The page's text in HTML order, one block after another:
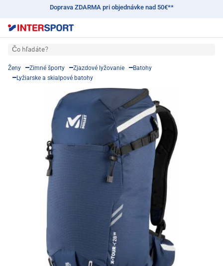
Doprava ZDARMA pri objednávke nad 50€**
Čo hľadáte?
Ženy Zimné športy Zjazdové lyžovanie
Batohy
Lyžiarske a skialpové batohy